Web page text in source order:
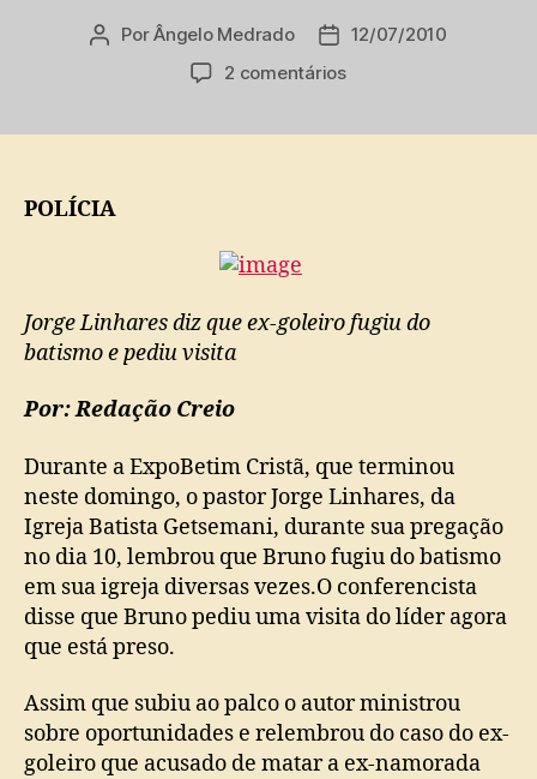
Autor
PorÂngelo Medrado
Data12/07/2010
2 comentáriosem
Linhares
POLÍCIA
Jorge Linhares diz que ex-goleiro fugiu do
batismo e pediu visita
Por: Redação Creio
Durante a ExpoBetim Cristã, que terminou
neste domingo, o pastor Jorge Linhares, da
Igreja Batista Getsemani, durante sua pregação
no dia 10, lembrou que Bruno fugiu do batismo
em sua igreja diversas vezes.O conferencista
disse que Bruno pediu uma visita do líder agora
que está preso.
Assim que subiu ao palco o autor ministrou
sobre oportunidades e relembrou do caso do ex-
goleiro que acusado de matar a ex-namorada